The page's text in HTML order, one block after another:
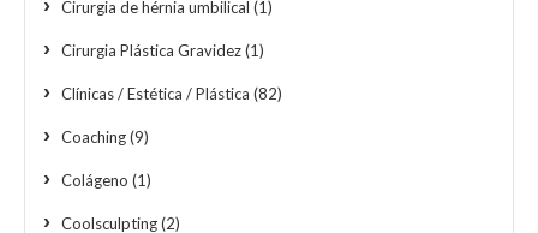
Cirurgia de hérnia umbilical (1)
Cirurgia Plástica Gravidez(1)
Clínicas / Estética / Plástica (82)
Coaching(9)
Colágeno (1)
Coolsculpting(2)